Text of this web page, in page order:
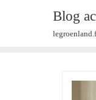
Blog